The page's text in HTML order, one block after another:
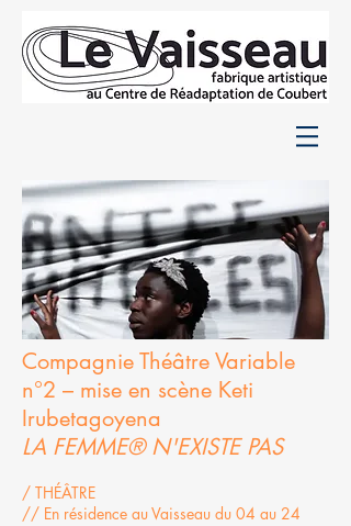
Compagnie Théâtre Variable
n°2 – mise en scène Keti
Irubetagoyena
LA FEMME® N'EXISTE PAS
/ THÉÂTRE
// En résidence au Vaisseau du 04 au 24